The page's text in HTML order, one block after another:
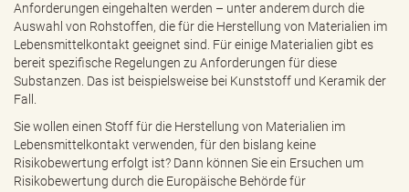
Anforderungen eingehalten werden – unter anderem durch die
Auswahl von Rohstoffen, die für die Herstellung von Materialien im
Lebensmittelkontakt geeignet sind. Für einige Materialien gibt es
bereit spezifische Regelungen zu Anforderungen für diese
Substanzen. Das ist beispielsweise bei Kunststoff und Keramik der
Fall.
Sie wollen einen Stoff für die Herstellung von Materialien im
Lebensmittelkontakt verwenden, für den bislang keine
Risikobewertung erfolgt ist? Dann können Sie ein Ersuchen um
Risikobewertung durch die Europäische Behörde für